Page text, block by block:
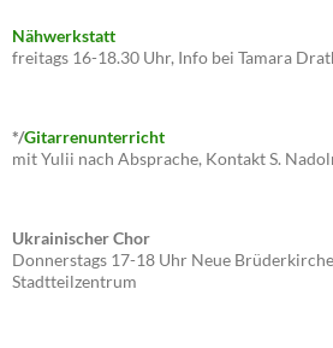
Nähwerkstatt
freitags 16-18.30 Uhr, Info bei Tamara
*/Gitarrenunterricht
mit Yulii nach Absprache, Kontakt S.
Ukrainischer Chor
Donnerstags 17-18 Uhr Neue
Stadtteilzentrum